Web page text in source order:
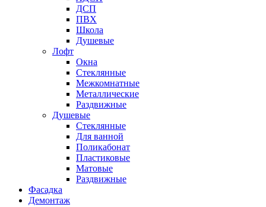
ДСП
ПВХ
Школа
Душевые
Лофт
Окна
Стеклянные
Межкомнатные
Металлические
Раздвижные
Душевые
Стеклянные
Для ванной
Поликабонат
Пластиковые
Матовые
Раздвижные
Фасадка
Демонтаж